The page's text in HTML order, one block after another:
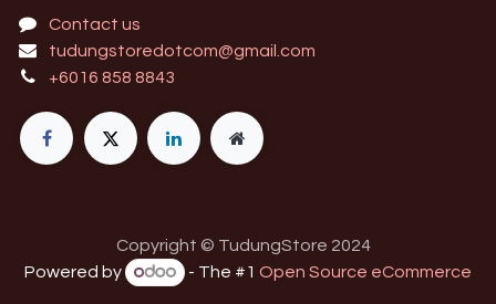
Contact us
tudungstoredotcom@gmail.com
+6016 858 8843
Copyright © TudungStore 2024
Powered by
- The #1Open Source eCommerce